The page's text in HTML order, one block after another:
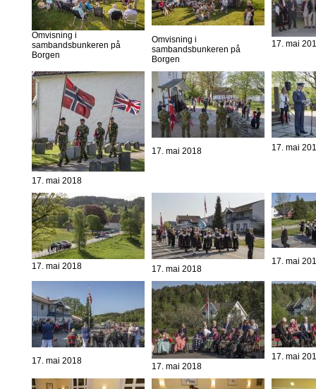
Omvisning i
sambandsbunkeren på
Borgen
Omvisning i
sambandsbunkeren på
Borgen
17. mai
17. mai 2018
17. mai 2018 17. mai
17. mai 2018 17. mai 2018
17. mai
17. mai 2018
17. mai 2018
17. mai